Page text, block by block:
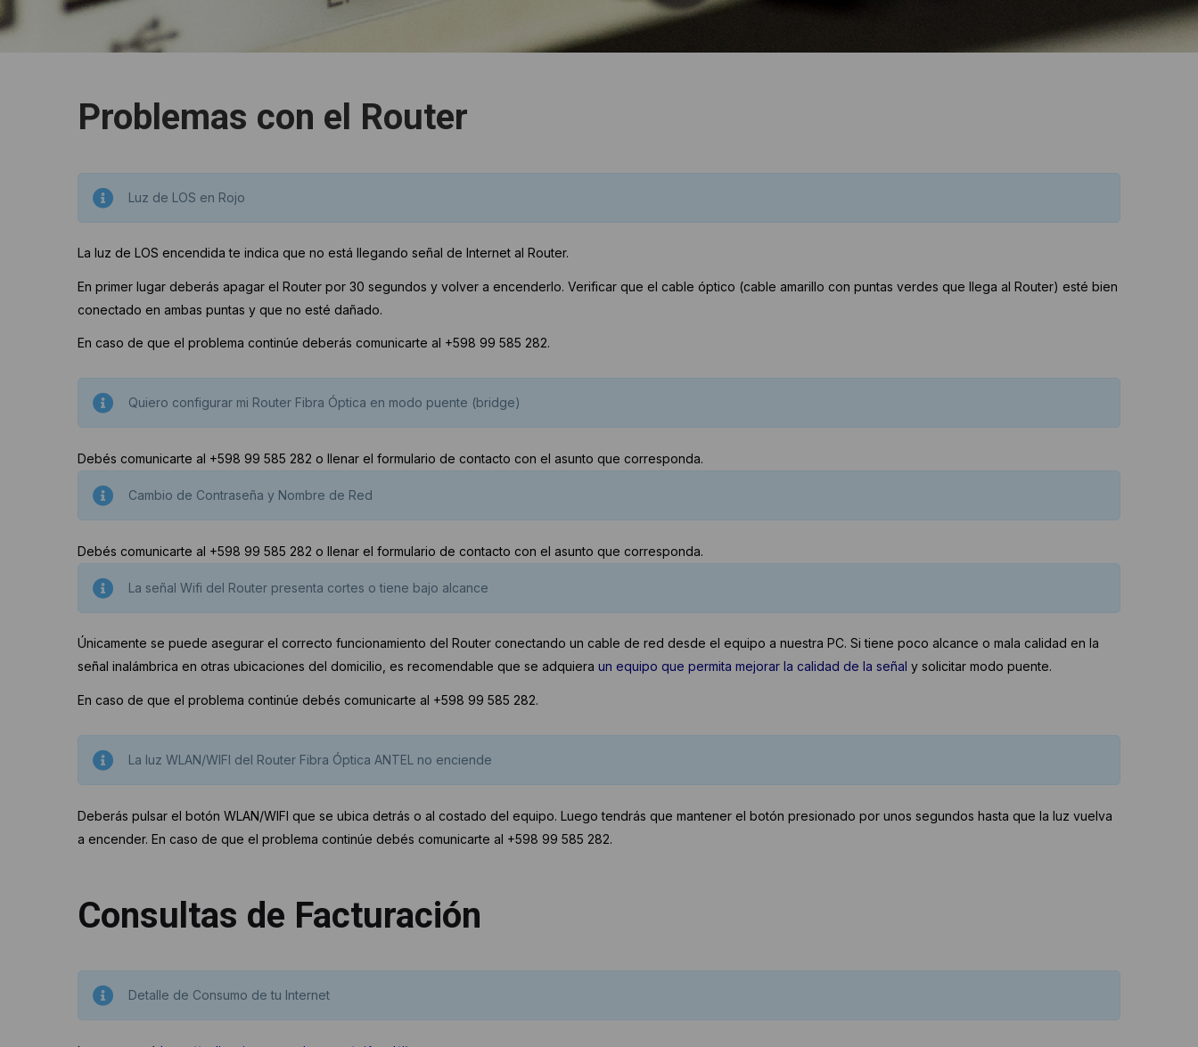
Problemas con el Router
Luz de LOS en Rojo
La luz de LOS encendida te indica que no está llegando señal de Internet al Router.
En primer lugar deberás apagar el Router por 30 segundos y volver a encenderlo. Verificar que el cable óptico (cable amarillo con puntas verdes que llega al Router) esté bien
conectado en ambas puntas y que no esté dañado.
En caso de que el problema continúe deberás comunicarte al +598 99 585 282.
Quiero configurar mi Router Fibra Óptica en modo puente (bridge)
Debés comunicarte al +598 99 585 282 o llenar el formulario de contacto con el asunto que corresponda.
Cambio de Contraseña y Nombre de Red
Debés comunicarte al +598 99 585 282 o llenar el formulario de contacto con el asunto que corresponda.
La señal Wifi del Router presenta cortes o tiene bajo alcance
Únicamente se puede asegurar el correcto funcionamiento del Router conectando un cable de red desde el equipo a nuestra PC. Si tiene poco alcance o mala calidad en la
señal inalámbrica en otras ubicaciones del domicilio, es recomendable que se adquiera un equipo que permita mejorar la calidad de la señal y solicitar modo puente.
En caso de que el problema continúe debés comunicarte al +598 99 585 282.
La luz WLAN/WIFI del Router Fibra Óptica ANTEL no enciende
Deberás pulsar el botón WLAN/WIFI que se ubica detrás o al costado del equipo. Luego tendrás que mantener el botón presionado por unos segundos hasta que la luz vuelva
a encender. En caso de que el problema continúe debés comunicarte al +598 99 585 282.
Consultas de Facturación
Detalle de Consumo de tu Internet